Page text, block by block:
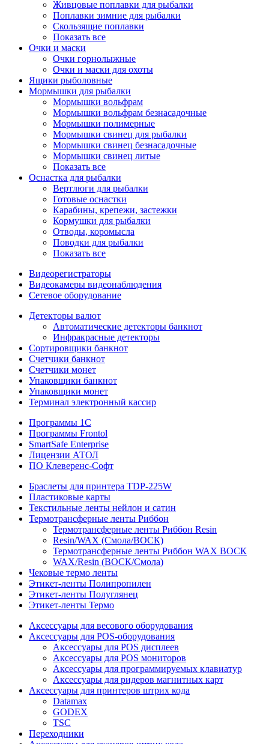
Живцовые поплавки для рыбалки
Поплавки зимние для рыбалки
Скользящие поплавки
Показать все
Очки и маски
Очки горнолыжные
Очки и маски для охоты
Ящики рыболовные
Мормышки для рыбалки
Мормышки вольфрам
Мормышки вольфрам безнасадочные
Мормышки полимерные
Мормышки свинец для рыбалки
Мормышки свинец безнасадочные
Мормышки свинец литые
Показать все
Оснастка для рыбалки
Вертлюги для рыбалки
Готовые оснастки
Карабины, крепежи, застежки
Кормушки для рыбалки
Отводы, коромысла
Поводки для рыбалки
Показать все
Видеорегистраторы
Видеокамеры видеонаблюдения
Сетевое оборудование
Детекторы валют
Автоматические детекторы банкнот
Инфракрасные детекторы
Сортировщики банкнот
Счетчики банкнот
Счетчики монет
Упаковщики банкнот
Упаковщики монет
Терминал электронный кассир
Программы 1C
Программы Frontol
SmartSafe Enterprise
Лицензии АТОЛ
ПО Клеверенс-Софт
Браслеты для принтера TDP-225W
Пластиковые карты
Текстильные ленты нейлон и сатин
Термотрансферные ленты Риббон
Термотрансферные ленты Риббон Resin
Resin/WAX (Смола/ВОСК)
Термотрансферные ленты Риббон WAX ВОСК
WAX/Resin (ВОСК/Смола)
Чековые термо ленты
Этикет-ленты Полипропилен
Этикет-ленты Полуглянец
Этикет-ленты Термо
Аксессуары для весового оборудования
Аксессуары для POS-оборудования
Аксессуары для POS дисплеев
Аксессуары для POS мониторов
Аксессуары для программируемых клавиатур
Аксессуары для ридеров магнитных карт
Аксессуары для принтеров штрих кода
Datamax
GODEX
TSC
Переходники